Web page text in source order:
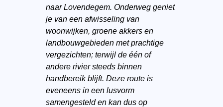
naar Lovendegem. Onderweg geniet
je van een afwisseling van
woonwijken, groene akkers en
landbouwgebieden met prachtige
vergezichten; terwijl de één of
andere rivier steeds binnen
handbereik blijft. Deze route is
eveneens in een lusvorm
samengesteld en kan dus op